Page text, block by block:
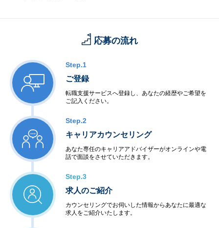
応募の流れ
Step.1
ご登録
転職支援サービスへ登録し、あなたの経歴やご希望を
ご記入ください。
Step.2
キャリアカウンセリング
あなた専任のキャリアアドバイザーがオンラインや電
話で面談をさせていただきます。
Step.3
求人のご紹介
カウンセリングでお伺いした情報からあなたに最適な
求人をご紹介いたします。